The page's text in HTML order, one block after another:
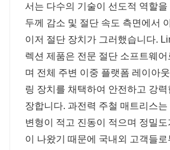
서는 다수의 기술이 선도적 역할을
두께 감소 및 절단 속도 측면에서
이저 절단 장치가 그러했습니다.
렉션 제품은 전문 절단 소프트웨
며 전체 주변 이중 플랫폼 레이아
링 장치를 채택하여 안전하고 강력
장합니다. 과전력 주철 매트리스는
변형이 적고 진동이 적으며 정밀
이 나왔기 때문에 국내외 고객들